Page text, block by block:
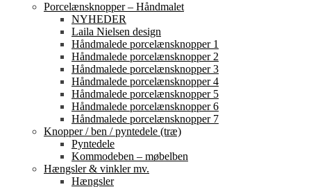
Porcelænsknopper – Håndmalet
NYHEDER
Laila Nielsen design
Håndmalede porcelænsknopper 1
Håndmalede porcelænsknopper 2
Håndmalede porcelænsknopper 3
Håndmalede porcelænsknopper 4
Håndmalede porcelænsknopper 5
Håndmalede porcelænsknopper 6
Håndmalede porcelænsknopper 7
Knopper / ben / pyntedele (træ)
Pyntedele
Kommodeben – møbelben
Hængsler & vinkler mv.
Hængsler